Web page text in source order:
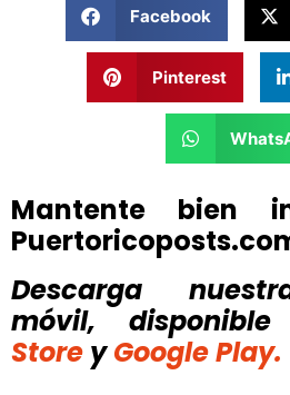
Facebook
Pinterest
Mantente bien
Descarga
móvil, disponible
Store y Google Play.